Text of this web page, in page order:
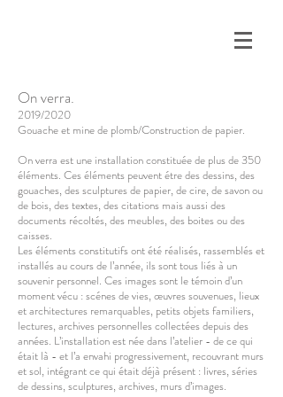
On verra.
2019/2020
Gouache et mine de plomb/Construction de papier.
On verra est une installation constituée de plus de 350
éléments. Ces éléments peuvent étre des dessins, des
gouaches, des sculptures de papier, de cire, de savon ou
de bois, des textes, des citations mais aussi des
documents récoltés, des meubles, des boites ou des
caisses.
Les éléments constitutifs ont été réalisés, rassemblés et
installés au cours de l’année, ils sont tous liés à un
souvenir personnel. Ces images sont le témoin d’un
moment vécu : scénes de vies, œuvres souvenues, lieux
et architectures remarquables, petits objets familiers,
lectures, archives personnelles collectées depuis des
années. L’installation est née dans l’atelier - de ce qui
était là - et l’a envahi progressivement, recouvrant murs
et sol, intégrant ce qui était déjà présent : livres, séries
de dessins, sculptures, archives, murs d’images.